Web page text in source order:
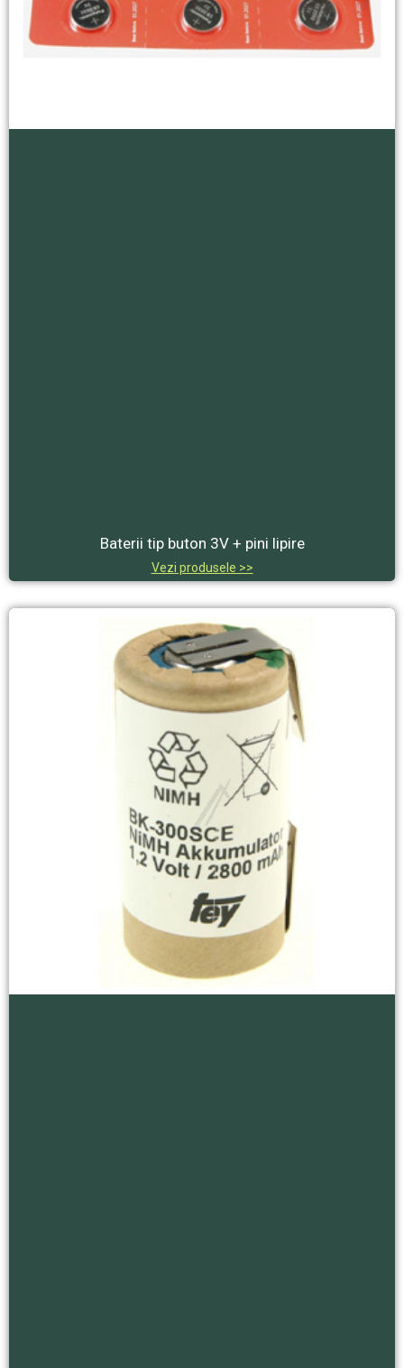
Baterii tip buton 3V + pini lipire
Vezi produsele >>